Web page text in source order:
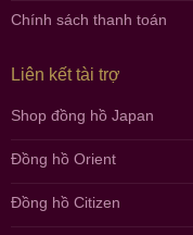
Chính sách thanh toán
Liên kết tài trợ
Shop đồng hồ Japan
Đồng hồ Orient
Đồng hồ Citizen